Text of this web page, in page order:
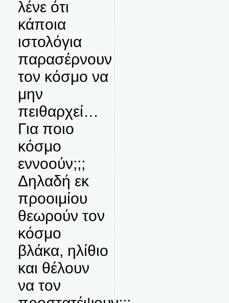
λένε ότι
κάποια
ιστολόγια
παρασέρνουν
τον κόσμο να
μην
πειθαρχεί…
Για ποιο
κόσμο
εννοούν;;;
Δηλαδή εκ
προοιμίου
θεωρούν τον
κόσμο
βλάκα, ηλίθιο
και θέλουν
να τον